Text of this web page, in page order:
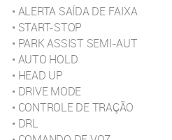
• ALERTA SAÍDA DE FAIXA
• START-STOP
• PARK ASSIST SEMI-AUT
• AUTO HOLD
• HEAD UP
• DRIVE MODE
• CONTROLE DE TRAÇÃO
• DRL